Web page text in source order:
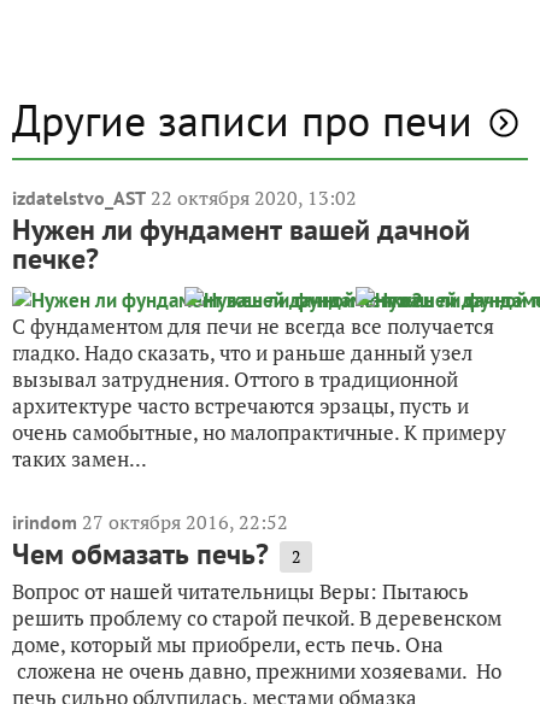
Другие записи про печи
izdatelstvo_AST 22 октября 2020, 13:02
Нужен ли фундамент вашей дачной
печке?
С фундаментом для печи не всегда все получается
гладко. Надо сказать, что и раньше данный узел
вызывал затруднения. Оттого в традиционной
архитектуре часто встречаются эрзацы, пусть и
очень самобытные, но малопрактичные. К примеру
таких замен...
irindom 27 октября 2016, 22:52
Чем обмазать печь? 2
Вопрос от нашей читательницы Веры: Пытаюсь
решить проблему со старой печкой. В деревенском
доме, который мы приобрели, есть печь. Она
сложена не очень давно, прежними хозяевами. Но
печь сильно облупилась, местами обмазка